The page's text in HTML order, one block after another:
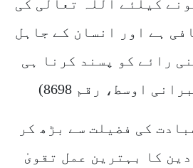
کیلئے اللہ تعالی کی
ہے اور انسان کے جاہل
رائے کو پسند کرنا ہی
اوسط، رقم 8698)
کی فضیلت سے بڑھ کر
کا بہترین عمل تقویٰ